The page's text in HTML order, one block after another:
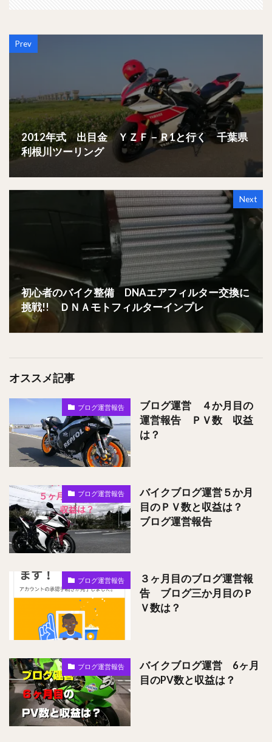
Prev
2012年式 出目金 ＹＺＦ－Ｒ1と行く 千葉県
利根川ツーリング
Next
初心者のバイク整備 DNAエアフィルター交換に
挑戦!! ＤＮＡモトフィルターインプレ
オススメ記事
ブログ運営報告
ブログ運営 ４か月目の
運営報告 ＰＶ数 収益
は？
ブログ運営報告
バイクブログ運営５か月
目のＰＶ数と収益は？
ブログ運営報告
ブログ運営報告
３ヶ月目のブログ運営報
告 ブログ三か月目のＰ
Ｖ数は？
ブログ運営報告
バイクブログ運営 6ヶ月
目のPV数と収益は？